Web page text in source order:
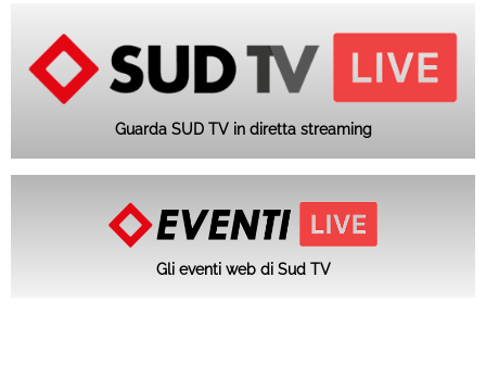
Guarda SUD TV in diretta streaming
Gli eventi web di Sud TV